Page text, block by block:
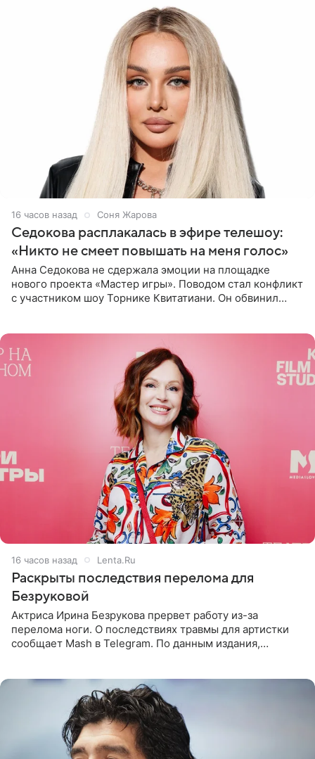
16 часов назад Соня Жарова
Седокова расплакалась в эфире телешоу:
«Никто не смеет повышать на меня голос»
Анна Седокова не сдержала эмоции на площадке
нового проекта «Мастер игры». Поводом стал конфликт
с участником шоу Торнике Квитатиани. Он обвинил
16 часов назад Lenta.Ru
Раскрыты последствия перелома для
Безруковой
Актриса Ирина Безрукова прервет работу из-за
перелома ноги. О последствиях травмы для артистки
сообщает Mash в Telegram. По данным издания,